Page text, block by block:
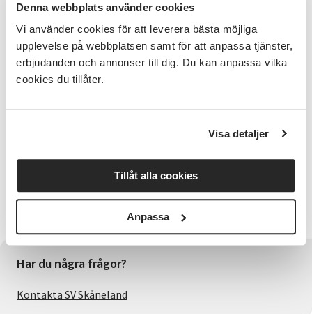
Denna webbplats använder cookies
Vi använder cookies för att leverera bästa möjliga
upplevelse på webbplatsen samt för att anpassa tjänster,
erbjudanden och annonser till dig. Du kan anpassa vilka
cookies du tillåter.
Visa detaljer
Tillåt alla cookies
Anpassa
Cirkelledare
Kursen leds av Andreas Möller som bl.a. jobbat på
M.A.F. och varit konstnärlig ledare för teatergruppen
Tibbe under ett antal år. Han har även skrivit och
regisserat flera pjäser.
Bra att veta
Anmälningsinformation
Sista anmälningsdag 10/8. Anmäl dig här på sidan
eller ring till Lisa Formare på 0707341184 alternativt
maila lisa.formare@sv.se
Har du några frågor?
Kontakta SV Skåneland